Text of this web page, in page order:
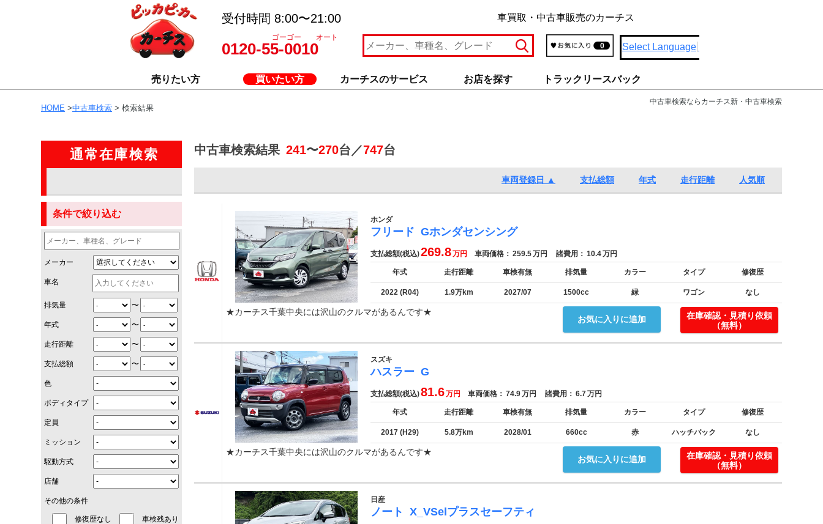
受付時間 8:00〜21:00
ゴーゴー オート
0120-55-0010
車買取・中古車販売のカーチス
0 Select Language
売りたい方 買いたい方 カーチスのサービス お店を探す トラックリースバック
中古車検索ならカーチス新・中古車検索
HOME >中古車検索 > 検索結果
通常在庫検索
条件で絞り込む
メーカー
車名
排気量 〜
年式 〜
走行距離 〜
支払総額 〜
色
ボディタイプ
定員
ミッション
駆動方式
店舗
その他の条件
修復歴なし 車検残あり
中古車検索結果 241〜270台／747台
車両登録日 ▲ 支払総額 年式 走行距離 人気順
ホンダ
フリード Gホンダセンシング
支払総額(税込)269.8万円 車両価格： 259.5万円 諸費用： 10.4万円
年式 走行距離 車検有無 排気量 カラー タイプ 修復歴
2022 (R04) 1.9万km 2027/07 1500cc 緑 ワゴン なし
お気に入りに追加
★カーチス千葉中央には沢山のクルマがあるんです★
在庫確認・見積り依頼
（無料）
スズキ
ハスラー G
支払総額(税込)81.6万円 車両価格： 74.9万円 諸費用： 6.7万円
年式 走行距離 車検有無 排気量 カラー タイプ 修復歴
2017 (H29) 5.8万km 2028/01 660cc 赤 ハッチバック なし
お気に入りに追加
★カーチス千葉中央には沢山のクルマがあるんです★
在庫確認・見積り依頼
（無料）
日産
ノート X_VSelプラスセーフティ